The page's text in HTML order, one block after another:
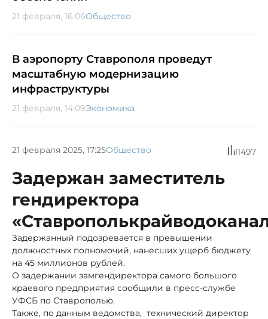
21 февраля, 16:06Общество
В аэропорту Ставрополя проведут
масштабную модернизацию
инфраструктуры
21 февраля, 14:09Экономика
21 февраля 2025, 17:25Общество 11497
Задержан заместитель
гендиректора
Задержанный подозревается в превышении
должностных полномочий, нанесших ущерб бюджету
на 45 миллионов рублей.
О задержании замгендиректора самого большого
краевого предприятия сообщили в пресс-службе
УФСБ по Ставрополью.
Также, по данным ведомства, технический директор